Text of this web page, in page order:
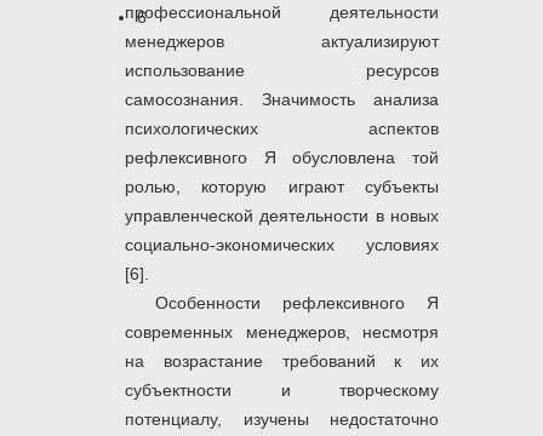
6
профессиональной деятельности
менеджеров актуализируют
использование ресурсов
самосознания. Значимость анализа
психологических аспектов
рефлексивного Я обусловлена той
ролью, которую играют субъекты
управленческой деятельности в новых
социально-экономических условиях
[6].
Особенности рефлексивного Я
современных менеджеров, несмотря
на возрастание требований к их
субъектности и творческому
потенциалу, изучены недостаточно